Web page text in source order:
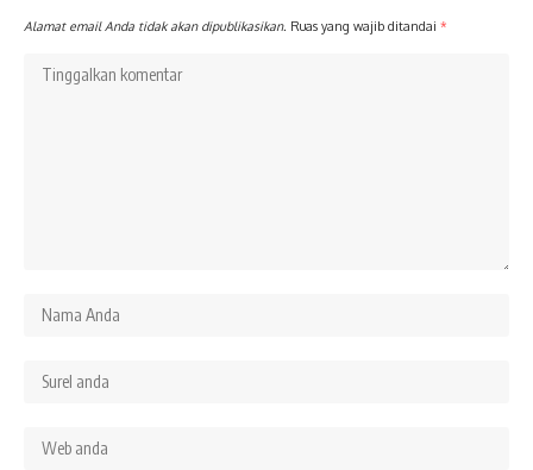
Alamat email Anda tidak akan dipublikasikan. Ruas yang wajib ditandai *